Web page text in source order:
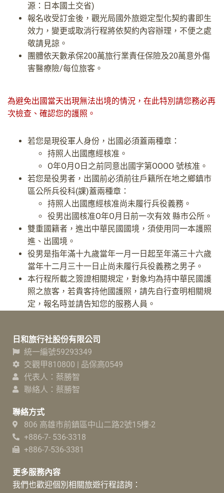
源：日本國土交省)
報名收受訂金後，觀光局國外旅遊定型化契約書即生
效力，變更或取消行程將依契約內容辦理，不便之處
敬請見諒。
團體依天數承保200萬旅行業責任保險及20萬意外傷
害醫療險/每位旅客。
為避免出國當天出現無法出境的情況，在此特別請您務必再
次檢查、確認您的護照。
若您是現役軍人身份，出國必須蓋兩種章：
持照人出國應經核准。
O年O月O日之前同意出國字第OOOO 號核准。
若您是役男者，出國前必須前往戶籍所在地之鄉鎮市
區公所兵役科(課)蓋兩種章：
持照人出國應經核准尚未履行兵役義務。
役男出國核准O年O月日前一次有效 縣市公所。
雙重國籍者，進出中華民國國境，須使用同一本護照
進、出國境。
役男是指年滿十九歲當年一月一日起至年滿三十六歲
當年十二月三十一日止尚未履行兵役義務之男子。
本行程所載之簽證相關規定，對象均為持中華民國護
照之旅客，若貴客持他國護照，請先自行查明相關規
定，報名時並請告知您的服務人員。
日和旅行社股份有限公司
統一編號59293349
交觀甲810800 | 品保高0549
代表人：蔡勝智
聯絡人：蔡勝智
聯絡方式
806 高雄市前鎮區中山二路2號15樓-2
+886-7- 536-3318
+886-7-536-3381
更多服務內容
我們也歡迎個別相關旅遊行程諮詢：